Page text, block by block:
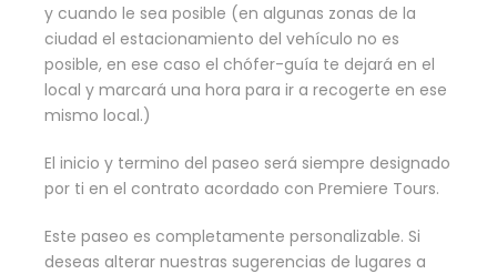
y cuando le sea posible (en algunas zonas de la
ciudad el estacionamiento del vehículo no es
posible, en ese caso el chófer-guía te dejará en el
local y marcará una hora para ir a recogerte en ese
mismo local.)
El inicio y termino del paseo será siempre designado
por ti en el contrato acordado con Premiere Tours.
Este paseo es completamente personalizable. Si
deseas alterar nuestras sugerencias de lugares a